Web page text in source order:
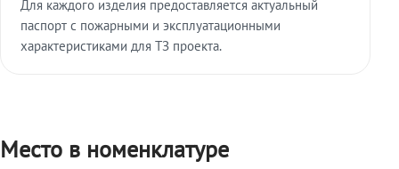
Для каждого изделия предоставляется актуальный
паспорт с пожарными и эксплуатационными
характеристиками для ТЗ проекта.
Место в номенклатуре